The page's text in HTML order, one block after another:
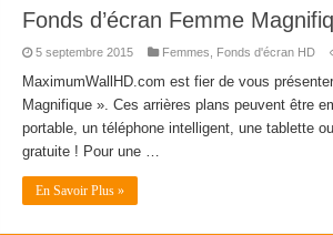
Fonds d’écran Femme
5 septembre 2015 Femmes Fonds d'écran HD
MaximumWallHD.com est fier de vous
Magnifique ». Ces arrières plans peuvent être
portable, un téléphone intelligent, une tablette
gratuite ! Pour une …
En Savoir Plus »